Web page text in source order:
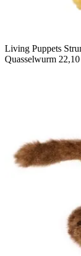
Living Puppets
Quasselwurm